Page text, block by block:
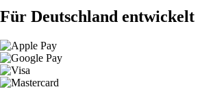
Für Deutschland entwickelt